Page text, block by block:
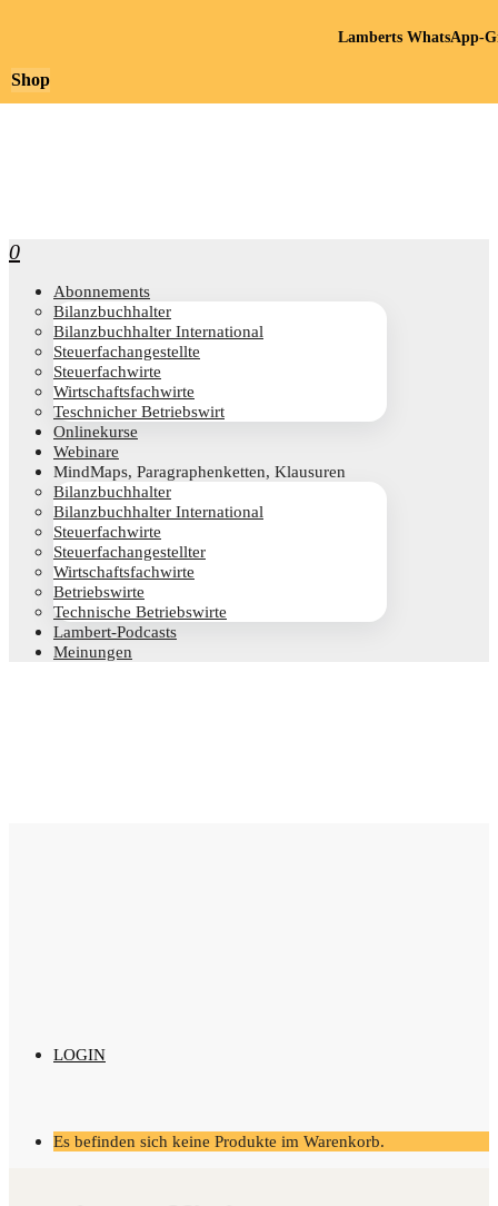
0
Abon­ne­ments
Bilanz­buch­hal­ter
Bilanz­buch­hal­ter International
Steu­er­fach­an­ge­stell­te
Steu­er­fach­wir­te
Wirt­schafts­fach­wir­te
Teschni­cher Betriebswirt
Online­kur­se
Web­i­na­re
Mind­Maps, Para­gra­phen­ket­ten, Klausuren
Bilanz­buch­hal­ter
Bilanz­buch­hal­ter International
Steu­er­fach­wir­te
Steu­er­fach­an­ge­stell­ter
Wirt­schafts­fach­wir­te
Betriebs­wir­te
Tech­ni­sche Betriebswirte
Lam­­bert-Pod­­casts
Mei­nun­gen
LOGIN
Es befinden sich keine Produkte im Warenkorb.
Shop
Lamberts WhatsApp-